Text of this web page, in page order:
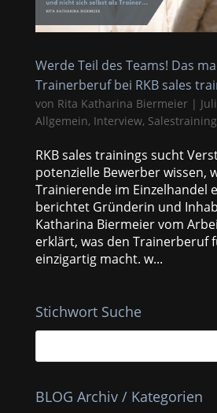
Werde Teil des Teams! Das
Trainerberuf bei RKB sales
von Rita Katharina Biermeier|
Allgemein, Interview, Salestraining
RKB sales trainings sucht
potenzielle Bewerber wissen,
Trainierende im Einzelhandel
berichtet Gründerin und
Katharina Biermeier vom
erklärt, was den Trainerberuf
einzigartig macht. w...
Stichwort Suche
BLOG Archiv / Kategorien